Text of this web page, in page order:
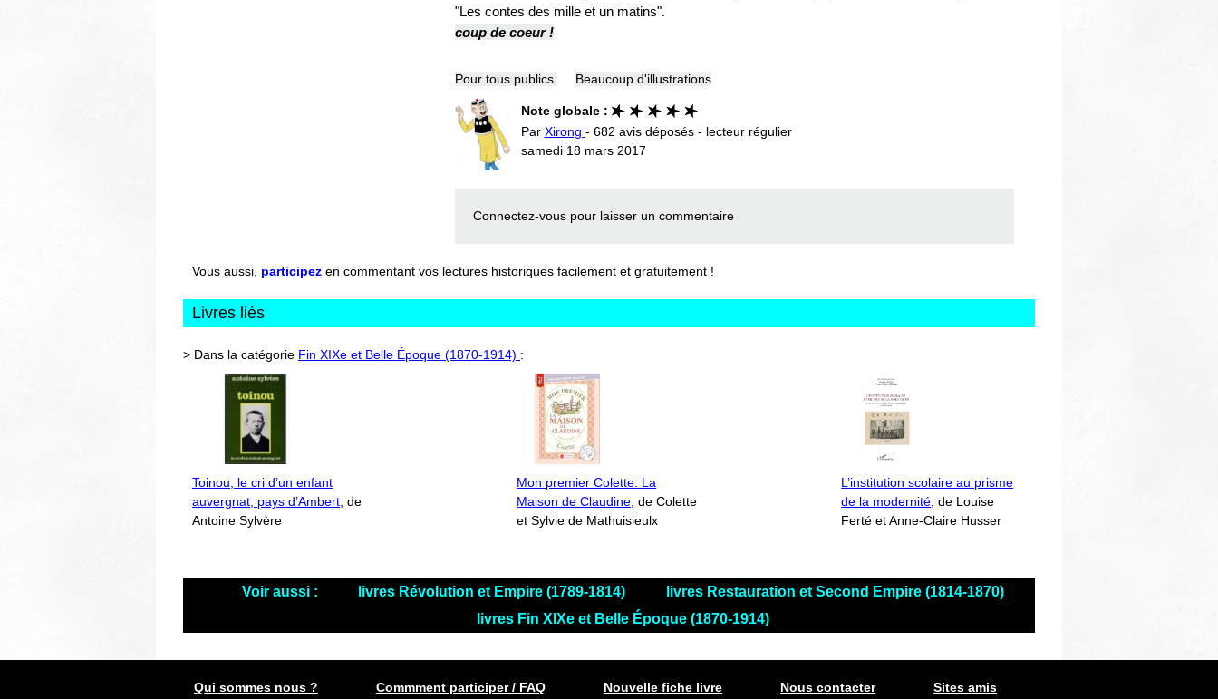
"Les contes des mille et un matins".
coup de coeur !
Pour tous publics Beaucoup d'illustrations
Note globale :
Par Xirong - 682 avis déposés - lecteur régulier
samedi 18 mars 2017
Connectez-vous pour laisser un commentaire
Vous aussi, participez en commentant vos lectures historiques facilement et gratuitement !
Livres liés
> Dans la catégorie Fin XIXe et Belle Époque (1870-1914) :
Toinou, le cri d’un enfant
auvergnat, pays d’Ambert , de
Antoine Sylvère
Mon premier Colette: La
Maison de Claudine , de Colette
et Sylvie de Mathuisieulx
L’institution scolaire au prisme
de la modernité , de Louise
Ferté et Anne-Claire Husser
Voir aussi : livres Révolution et Empire (1789-1814)
livres Restauration et Second Empire (1814-1870)
livres Fin XIXe et Belle Époque (1870-1914)
Qui sommes nous ? Commment participer / FAQ Nouvelle fiche livre Nous contacter Sites amis